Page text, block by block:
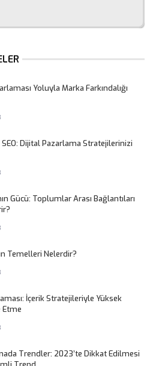
Yoluyla Marka Farkındalığı
Dijital Pazarlama Stratejilerinizi
Gücü: Toplumlar Arası Bağlantıları
Temelleri Nelerdir?
İçerik Stratejileriyle Yüksek
Etme
Trendler: 2023’te Dikkat Edilmesi